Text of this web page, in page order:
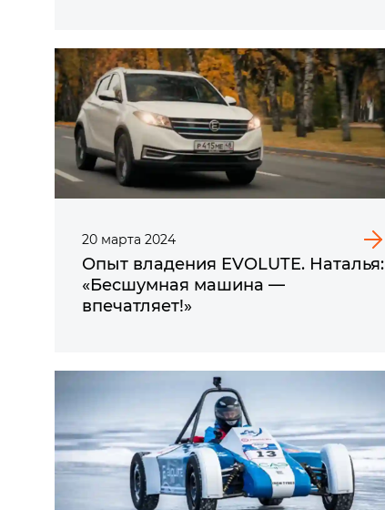
20 марта 2024
Опыт владения EVOLUTE. Наталья:
«Бесшумная машина —
впечатляет!»